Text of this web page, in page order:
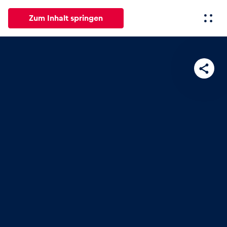
Zum Inhalt springen